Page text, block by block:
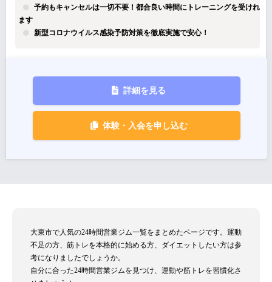
予約もキャンセルは一切不要！都合良い時間にトレーニングを受けれ
ます
新型コロナウイルス感染予防対策を徹底実施で安心！
詳細を見る
体験・入会を申し込む
大東市で人気の24時間営業ジム一覧をまとめたページです。運動
不足の方、筋トレを本格的に始める方、ダイエットしたい方は参
考になりましたでしょうか。
自分に合った24時間営業ジムを見つけ、運動や筋トレを習慣化さ